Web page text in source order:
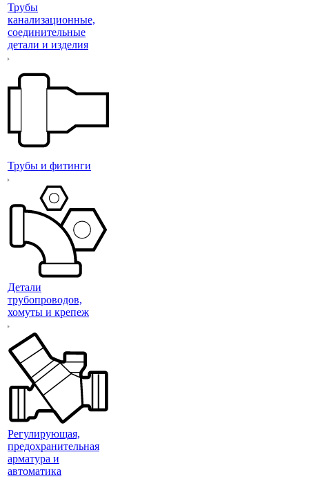
Трубы
канализационные,
соединительные
детали и изделия
Трубы и фитинги
Детали
трубопроводов,
хомуты и крепеж
Регулирующая,
предохранительная
арматура и
автоматика